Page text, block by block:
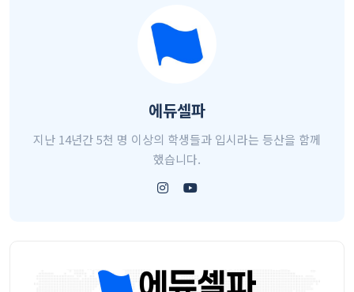
에듀셀파
지난 14년간 5천 명 이상의 학생들과 입시라는 등산을 함께
했습니다.